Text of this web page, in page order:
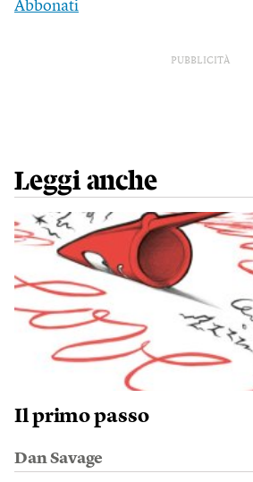
Abbonati
PUBBLICITÀ
Leggi anche
Il primo passo
Dan Savage